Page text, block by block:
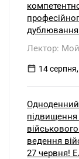
дублювання
Лектор:
14
підвищення
ведення
27 червня!